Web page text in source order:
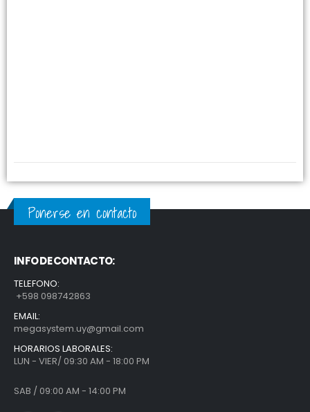
Ponerse en contacto
INFO DE CONTACTO:
TELEFONO:
+598 098742863
EMAIL:
megasystem.uy@gmail.com
HORARIOS LABORALES:
LUN - VIER/ 09:30 AM - 18:00 PM
SAB / 09:00 AM - 14:00 PM